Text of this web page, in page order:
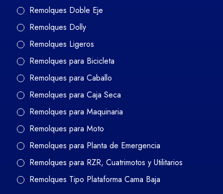
Remolques Doble Eje
Remolques Dolly
Remolques Ligeros
Remolques para Bicicleta
Remolques para Caballo
Remolques para Caja Seca
Remolques para Maquinaria
Remolques para Moto
Remolques para Planta de Emergencia
Remolques para RZR, Cuatrimotos y Utilitarios
Remolques Tipo Plataforma Cama Baja